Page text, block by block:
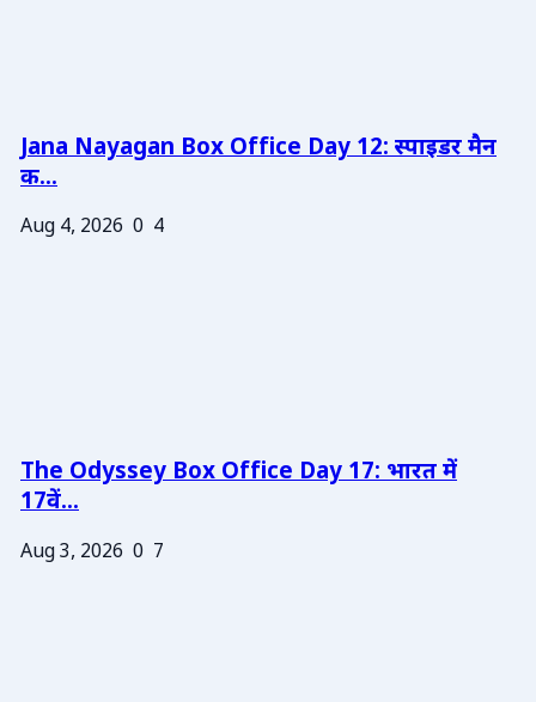
Jana Nayagan Box Office Day 12: स्पाइडर मैन
क...
Aug 4, 2026 0 4
The Odyssey Box Office Day 17: भारत में
17वें...
Aug 3, 2026 0 7